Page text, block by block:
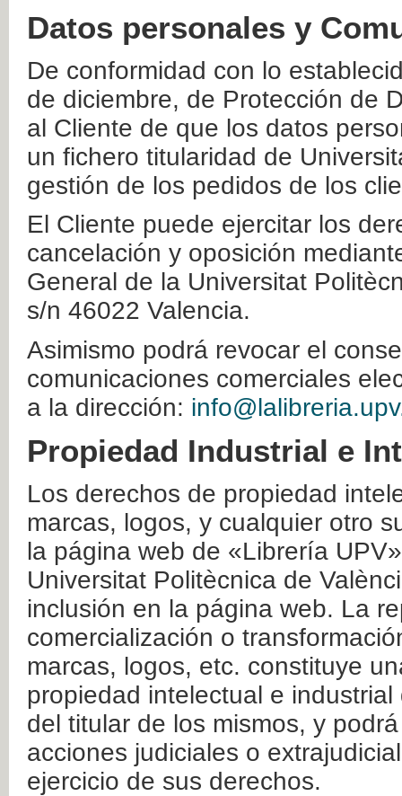
Datos personales y
De conformidad con lo
de diciembre, de Protección de
al Cliente de que los datos
un fichero titularidad de
gestión de los pedidos de los
El Cliente puede ejercitar los
cancelación y oposición
General de la Universitat
s/n 46022 Valencia.
Asimismo podrá revocar el
comunicaciones comerciales
a la dirección:
Propiedad Industrial e
Los derechos de propiedad
marcas, logos, y cualquier otro
la página web de «Librería
Universitat Politècnica de
inclusión en la página web. La
comercialización o
marcas, logos, etc. constituye
propiedad intelectual e
del titular de los mismos, y
acciones judiciales o
ejercicio de sus derechos.